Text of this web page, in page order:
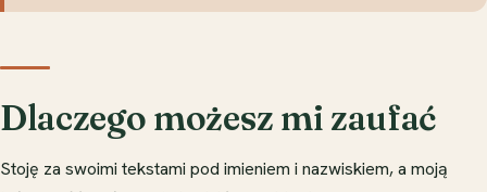
Dlaczego możesz mi zaufać
Stoję za swoimi tekstami pod imieniem i nazwiskiem, a moją